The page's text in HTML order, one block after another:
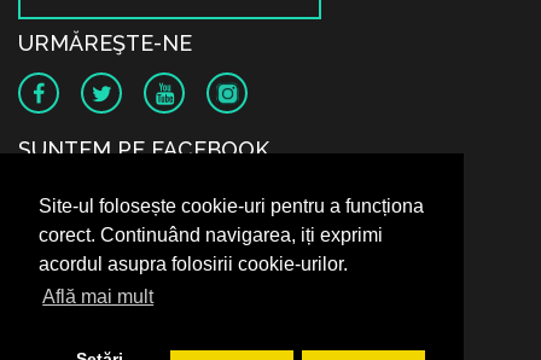
Site-ul folosește cookie-uri pentru a funcționa
corect. Continuând navigarea, iți exprimi
acordul asupra folosirii cookie-urilor.
Află mai mult
URMĂREŞTE-NE
SUNTEM PE FACEBOOK